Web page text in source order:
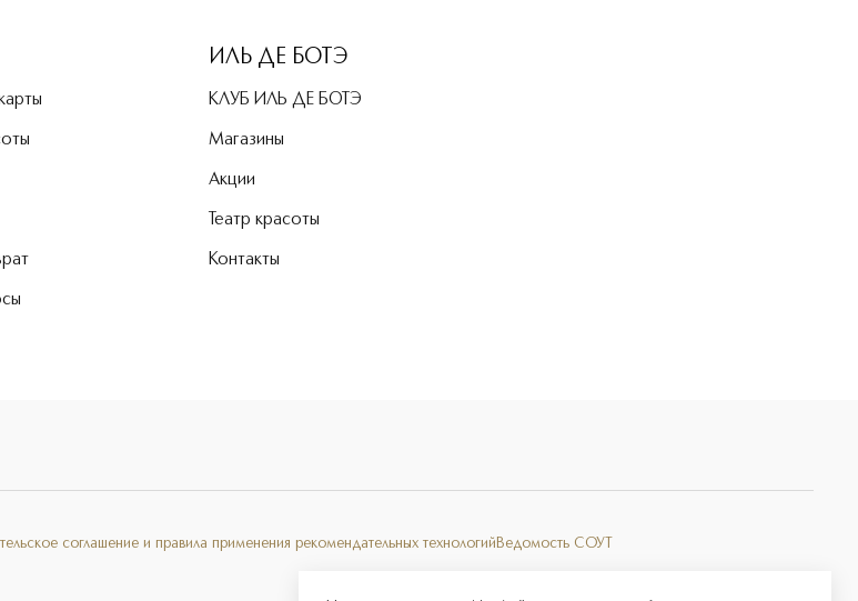
ИЛЬ ДЕ БОТЭ
КЛУБ ИЛЬ ДЕ БОТЭ
Магазины
Акции
Театр красоты
Контакты
соглашение и правила применения рекомендательных технологий Ведомость СОУТ